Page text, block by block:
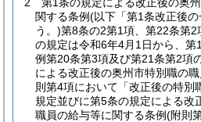
関する条例(以下「第1条改正後
う。)第8条の2第1項、第22条第
の規定は令和6年4月1日から、第
例第20条第3項及び第21条第2項
による改正後の奥州市特別職の
則第4項において「改正後の特別
規定並びに第5条の規定による改
職員の給与等に関する条例(附則